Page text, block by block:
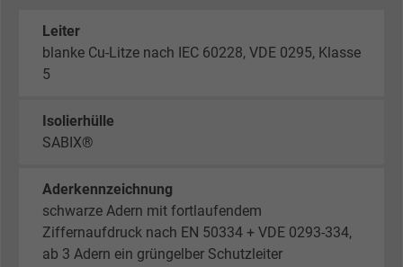
Leiter
blanke Cu-Litze nach IEC 60228, VDE 0295, Klasse
5
Isolierhülle
SABIX®
Aderkennzeichnung
schwarze Adern mit fortlaufendem
Ziffernaufdruck nach EN 50334 + VDE 0293-334,
ab 3 Adern ein grüngelber Schutzleiter